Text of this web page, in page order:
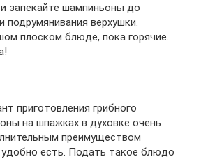
запекайте шампиньоны до
подрумянивания верхушки.
плоском блюде, пока горячие.
приготовления грибного
на шпажках в духовке очень
преимуществом
удобно есть. Подать такое блюдо